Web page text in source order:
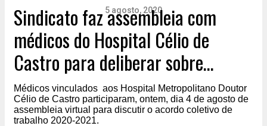
5 agosto, 2020
Sindicato faz assembleia com
médicos do Hospital Célio de
Castro para deliberar sobre
Acordo Coletivo 2020/2021
Médicos vinculados aos Hospital Metropolitano Doutor
Célio de Castro participaram, ontem, dia 4 de agosto de
assembleia virtual para discutir o acordo coletivo de
trabalho 2020-2021.